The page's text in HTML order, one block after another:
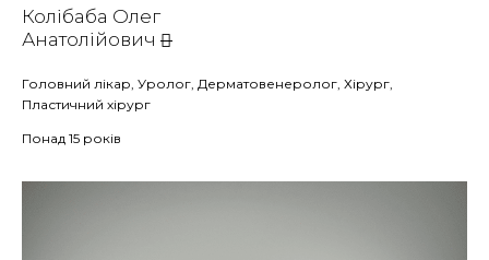
Колібаба Олег
Анатолійович
Головний лікар, Уролог, Дерматовенеролог, Хірург,
Пластичний хірург
Понад 15 років